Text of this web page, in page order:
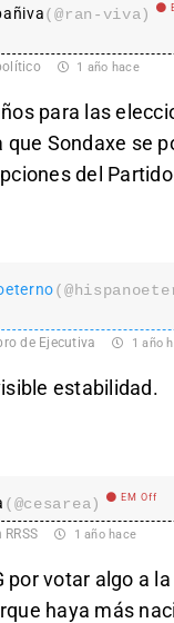
(@ran-viva)
1 año hace
para las
Sondaxe se
del
de Ejecutiva 1 año
estabilidad.
(@cesarea) EM Off
RRSS 1 año hace
por votar algo a
haya más